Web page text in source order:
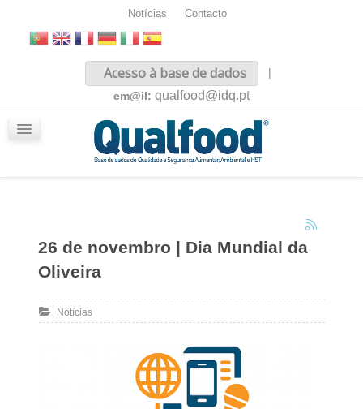
Notícias Contacto
Acesso à base de dados
|
em@il: qualfood@idq.pt
26 de novembro | Dia Mundial da
Oliveira
Notícias